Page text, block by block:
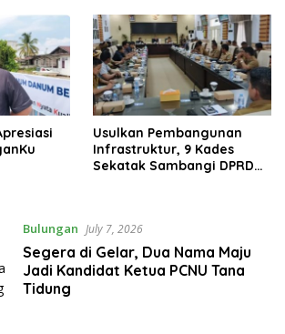
Usulkan Pembangunan
Infrastruktur, 9 Kades
Sekatak Sambangi DPRD
Bulungan July 7, 2026
Segera di Gelar, Dua Nama Maju
Jadi Kandidat Ketua PCNU Tana
Tidung